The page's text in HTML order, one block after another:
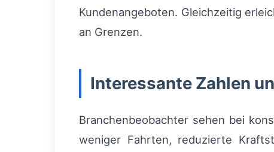
Kundenangeboten. Gleichzeitig
an Grenzen.
Interessante Zahlen
Branchenbeobachter sehen bei
weniger Fahrten, reduzierte